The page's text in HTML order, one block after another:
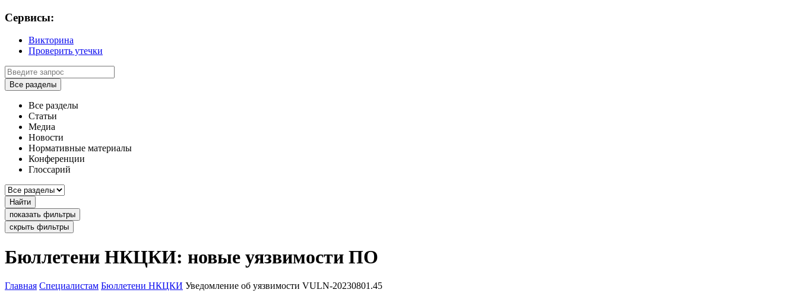
Сервисы:
Викторина
Проверить утечки
Все разделы
Все разделы
Статьи
Медиа
Новости
Нормативные материалы
Конференции
Глоссарий
Найти
показать фильтры
скрыть фильтры
Бюллетени НКЦКИ: новые уязвимости ПО
Главная Специалистам Бюллетени НКЦКИ Уведомление об уязвимости VULN-20230801.45